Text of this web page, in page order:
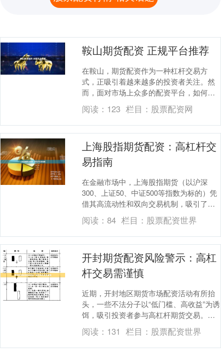
鞍山期货配资 正规平台推荐
在鞍山，期货配资作为一种杠杆交易方
式，正吸引着越来越多的投资者关注。然
而，面对市场上众多的配资平台，如何选
择正规、安全的平台成为投资者最关心的
问题。本文将为您推....
阅读： 123 栏目： 股票配资网
上海股指期货配资：高杠杆交
易指南
在金融市场中，上海股指期货（以沪深
300、上证50、中证500等指数为标的）凭
借其高流动性和双向交易机制，吸引了众
多投资者的目光。而配资作为一种放大资
金杠杆的方....
阅读：84 栏目： 股票配资世界
开封期货配资风险警示：高杠
杆交易需谨慎
近期，开封地区期货市场配资活动有所抬
头，一些不法分子以“低门槛、高收益”为诱
饵，吸引投资者参与高杠杆期货交易。对
此场外股票配资经营，监管部门提醒广大
投资者：期货....
阅读： 131 栏目： 股票配资世界